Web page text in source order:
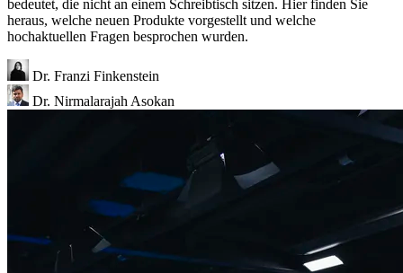
bedeutet, die nicht an einem Schreibtisch sitzen. Hier finden Sie
heraus, welche neuen Produkte vorgestellt und welche
hochaktuellen Fragen besprochen wurden.
Dr. Franzi Finkenstein
Dr. Nirmalarajah Asokan